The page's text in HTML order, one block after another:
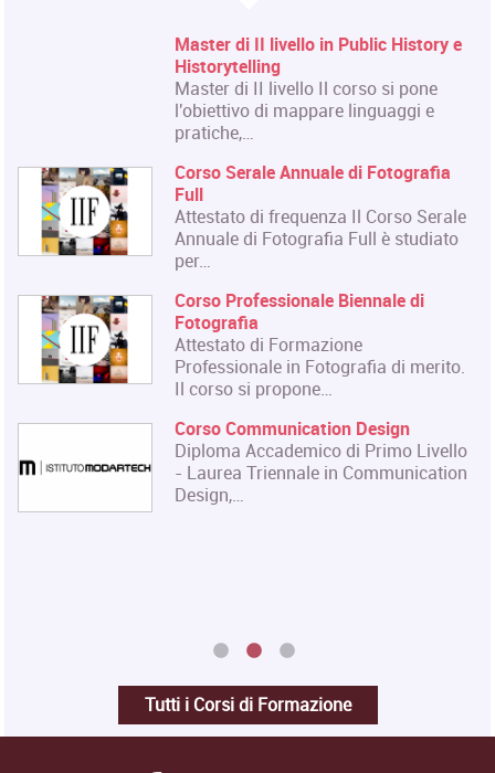
Corso Fashion Design
Diploma Accademico di Primo Livello
- Laurea Triennale in Fashion Design,
titolo…
Corso Triennale di Restauro del
Materiale Cartaceo
La Qualifica formata dal corso è
quella di Tecnico del Restauro di Beni
Culturali…
Master in Organizzazione degli
Eventi dell'Arte e dello Spettacolo
Il Master rilascia un Diploma in
Organizzazione degli Eventi dell'Arte
e dello…
Master in Gestione e Innovazione
delle Attività Museali
Il Master in Gestione e Innovazione
delle Attività Museali rilascia un
Diploma in…
Tutti i Corsi di Formazione